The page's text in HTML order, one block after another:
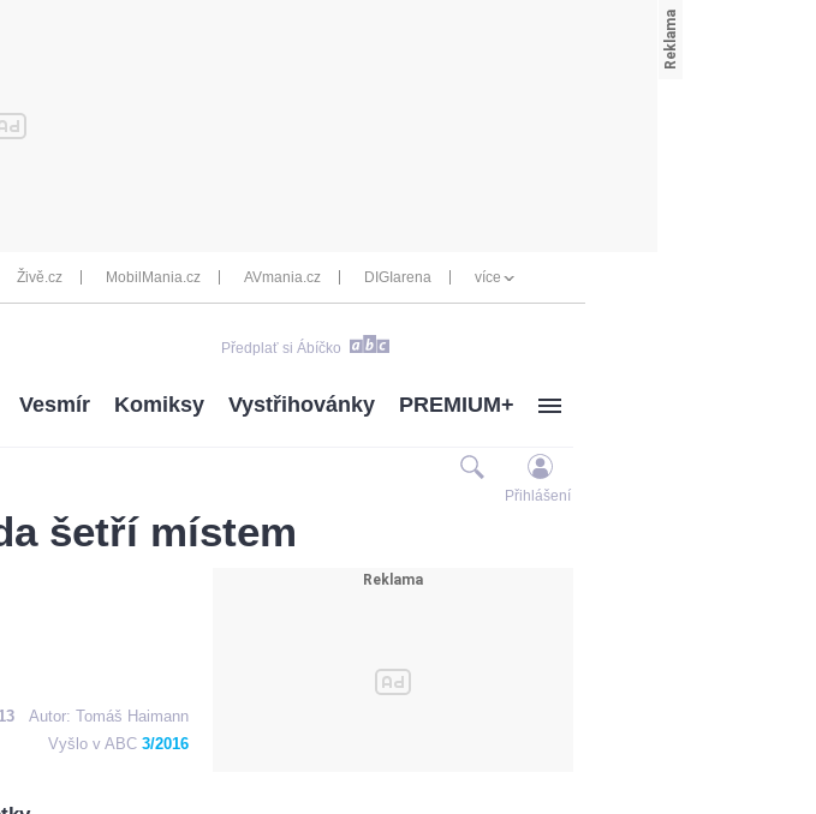
Živě.cz MobilMania.cz AVmania.cz DIGIarena více
Předplať si Ábíčko
Vesmír Komiksy Vystřihovánky PREMIUM+
Přihlášení
šetří místem
Autor: Tomáš Haimann
Vyšlo v ABC 3/2016